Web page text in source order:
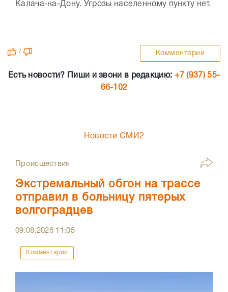
Калача-на-Дону. Угрозы населенному пункту нет.
/ Комментарии
Есть новости? Пиши и звони в редакцию: +7 (937) 55-
66-102
Новости СМИ2
Происшествия
Экстремальный обгон на трассе
отправил в больницу пятерых
волгоградцев
09.08.2026 11:05
Комментарии